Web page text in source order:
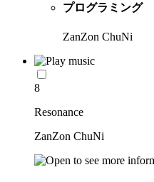
プログラミング
ZanZon ChuNi
8
Resonance
ZanZon ChuNi